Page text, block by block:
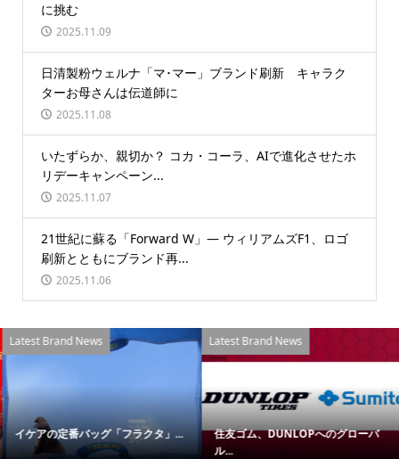
に挑む
2025.11.09
日清製粉ウェルナ「マ･マー」ブランド刷新 キャラク
ターお母さんは伝道師に
2025.11.08
いたずらか、親切か？ コカ・コーラ、AIで進化させたホ
リデーキャンペーン...
2025.11.07
21世紀に蘇る「Forward W」― ウィリアムズF1、ロゴ
刷新とともにブランド再...
2025.11.06
Latest Brand News
イケアの定番バッグ「フラクタ」...
Latest Brand News
住友ゴム、DUNLOPへのグローバ
ル...